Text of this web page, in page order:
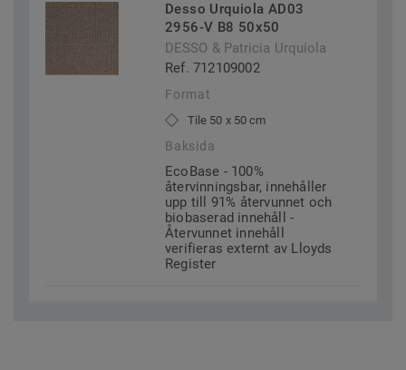
Desso Urquiola AD03
2956-V B8 50x50
DESSO & Patricia Urquiola
Ref. 712109002
Format
Tile 50 x 50 cm
Baksida
EcoBase - 100%
återvinningsbar, innehåller
upp till 91% återvunnet och
biobaserad innehåll -
Återvunnet innehåll
verifieras externt av Lloyds
Register